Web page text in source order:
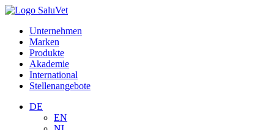
Unternehmen
Marken
Produkte
Akademie
International
Stellenangebote
DE
EN